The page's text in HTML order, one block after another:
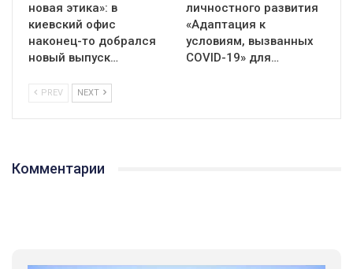
новая этика»: в
киевский офис
наконец-то добрался
новый выпуск…
личностного развития
«Адаптация к
условиям, вызванных
СOVID-19» для…
PREV NEXT
Комментарии